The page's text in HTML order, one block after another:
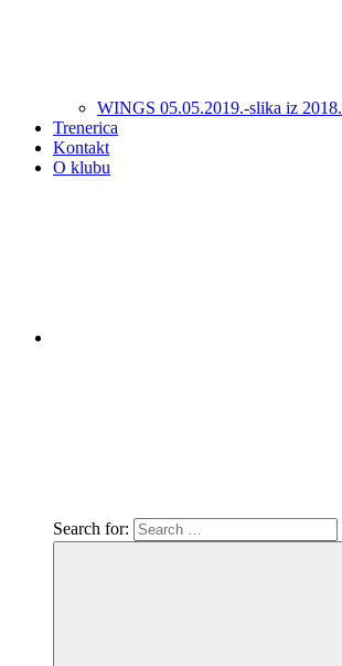
WINGS 05.05.2019.-slika iz 2018.
Trenerica
Kontakt
O klubu
Search for: